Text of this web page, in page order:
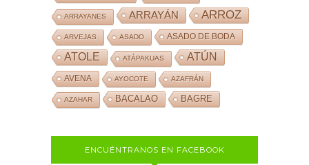
ARRAYANES ARRAYÁN ARROZ
ARVEJAS ASADO ASADO DE BODA
ATOLE ATÁPAKUAS ATÚN
AVENA AYOCOTE AZAFRÁN
AZAHAR BACALAO BAGRE
ENCUÉNTRANOS EN FACEBOOK